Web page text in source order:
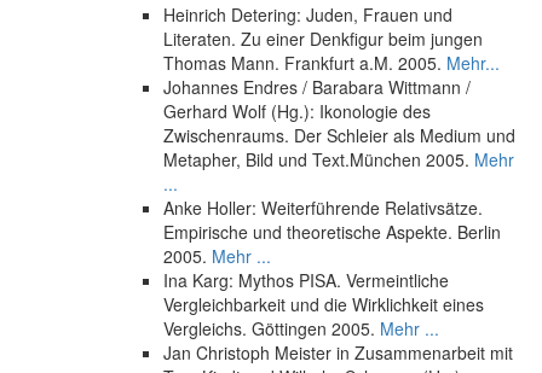
Heinrich Detering: Juden, Frauen und
Literaten. Zu einer Denkfigur beim jungen
Thomas Mann. Frankfurt a.M. 2005. Mehr...
Johannes Endres / Barabara Wittmann /
Gerhard Wolf (Hg.): Ikonologie des
Zwischenraums. Der Schleier als Medium und
Metapher, Bild und Text.München 2005. Mehr
...
Anke Holler: Weiterführende Relativsätze.
Empirische und theoretische Aspekte. Berlin
2005. Mehr ...
Ina Karg: Mythos PISA. Vermeintliche
Vergleichbarkeit und die Wirklichkeit eines
Vergleichs. Göttingen 2005. Mehr ...
Jan Christoph Meister in Zusammenarbeit mit